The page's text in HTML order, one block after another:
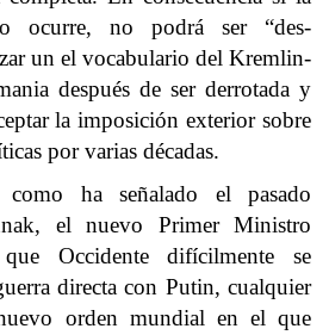
ocurre, no podrá ser “des-
un el vocabulario del Kremlin-
después de ser derrotada y
la imposición exterior sobre
por varias décadas.
ha señalado el pasado
el nuevo Primer Ministro
Occidente difícilmente se
directa con Putin, cualquier
orden mundial en el que